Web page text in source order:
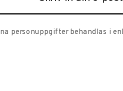
personuppgifter behandlas i